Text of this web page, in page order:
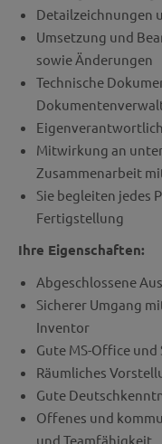
Detailzeichnungen
Umsetzung und
sowie Änderungen
Technische
Mitwirkung an
Zusammenarbeit
Sie begleiten jedes
Fertigstellung
Ihre Eigenschaften:
Abgeschlossene
Sicherer Umgang
Inventor
Gute MS-Office und
Räumliches
Gute
Offenes und
und Teamfähigkeit